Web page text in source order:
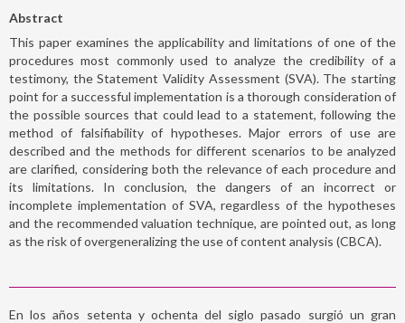
Abstract
This paper examines the applicability and limitations of one of the
procedures most commonly used to analyze the credibility of a
testimony, the Statement Validity Assessment (SVA). The starting
point for a successful implementation is a thorough consideration of
the possible sources that could lead to a statement, following the
method of falsifiability of hypotheses. Major errors of use are
described and the methods for different scenarios to be analyzed
are clarified, considering both the relevance of each procedure and
its limitations. In conclusion, the dangers of an incorrect or
incomplete implementation of SVA, regardless of the hypotheses
and the recommended valuation technique, are pointed out, as long
as the risk of overgeneralizing the use of content analysis (CBCA).
En los años setenta y ochenta del siglo pasado surgió un gran